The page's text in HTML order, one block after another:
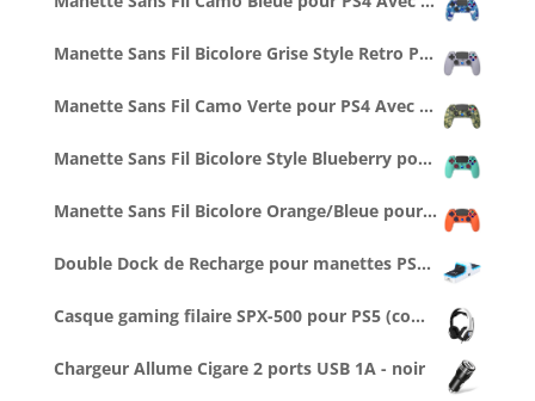
Manette Sans Fil Bicolore Grise Style Retro PS1 pour PS4 Avec Prise Jack pour casque et boutons lumineux
Manette Sans Fil Camo Verte pour PS4 Avec Prise Jack pour casque et boutons lumineux
Manette Sans Fil Bicolore Style Blueberry pour PS4 Avec Prise Jack pour casque et boutons lumineux
Manette Sans Fil Bicolore Orange/Bleue pour PS4 Avec Prise Jack pour casque et boutons lumineux
Double Dock de Recharge pour manettes PS5 (1 cable Type C 1M inclus)
Casque gaming filaire SPX-500 pour PS5 (compatible PS4, Series X/S...)
Chargeur Allume Cigare 2 ports USB 1A - noir